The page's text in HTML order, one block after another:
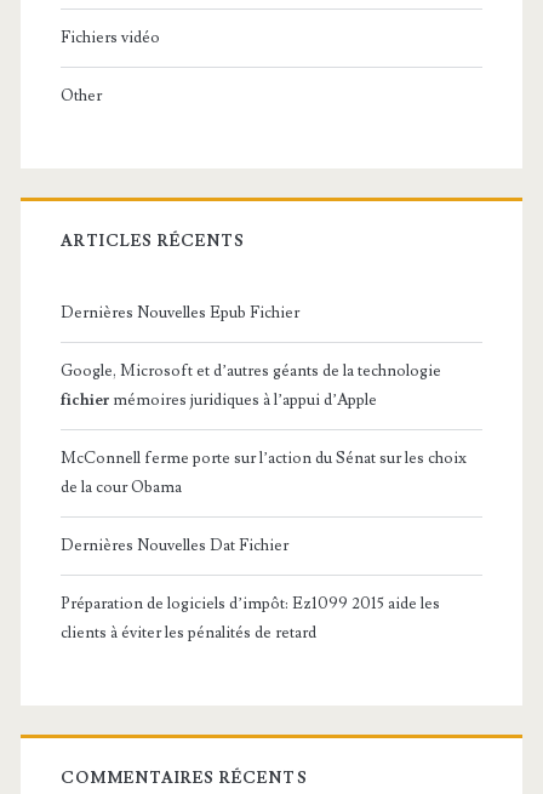
Fichiers vidéo
Other
ARTICLES RÉCENTS
Dernières Nouvelles Epub Fichier
Google, Microsoft et d’autres géants de la technologie
fichier mémoires juridiques à l’appui d’Apple
McConnell ferme porte sur l’action du Sénat sur les choix
de la cour Obama
Dernières Nouvelles Dat Fichier
Préparation de logiciels d’impôt: Ez1099 2015 aide les
clients à éviter les pénalités de retard
COMMENTAIRES RÉCENTS